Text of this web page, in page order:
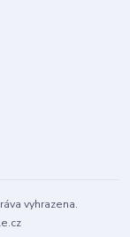
vyhrazena.